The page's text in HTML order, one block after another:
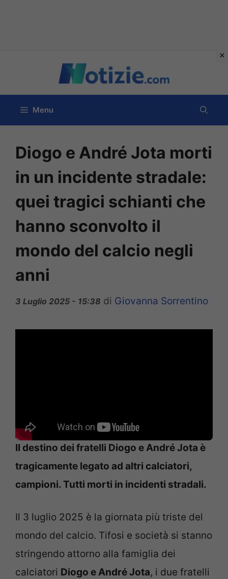
contenuto
Menu
Diogo e André Jota morti
in un incidente stradale:
quei tragici schianti che
hanno sconvolto il
mondo del calcio negli
anni
3 Luglio 2025 - 15:38 di Giovanna Sorrentino
Il destino dei fratelli Diogo e André Jota è
tragicamente legato ad altri calciatori,
campioni. Tutti morti in incidenti stradali.
Il 3 luglio 2025 è la giornata più triste del
mondo del calcio. Tifosi e società si stanno
stringendo attorno alla famiglia dei
calciatori Diogo e André Jota, i due fratelli